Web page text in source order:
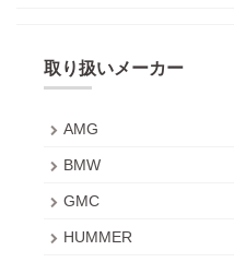
取り扱いメーカー
AMG
BMW
GMC
HUMMER